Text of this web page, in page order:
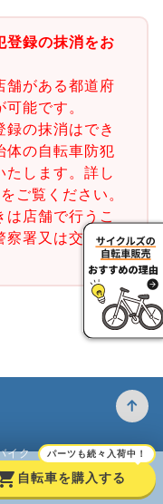
登録の抹消をお
舗がある都道府
能です。
の抹消はでき
体の自転車防犯
たします。詳し
をご覧ください。
店舗で行うこ
察署又は交番ま
パーツも続々入荷中！
自転車を購入する
イク
ー